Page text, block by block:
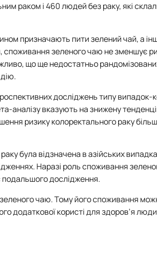
раком і 460 людей без раку, які
призначають пити зелений чай, а
зеленого чаю не зменшує
що ще недостатньо
досліджень типу випадок-
аналізу вказують на знижену
ризику колоректального раку
була відзначена в азійських
Наразі роль споживання
подальшого дослідження.
чаю. Тому його споживання
додаткової користі для здоров’я